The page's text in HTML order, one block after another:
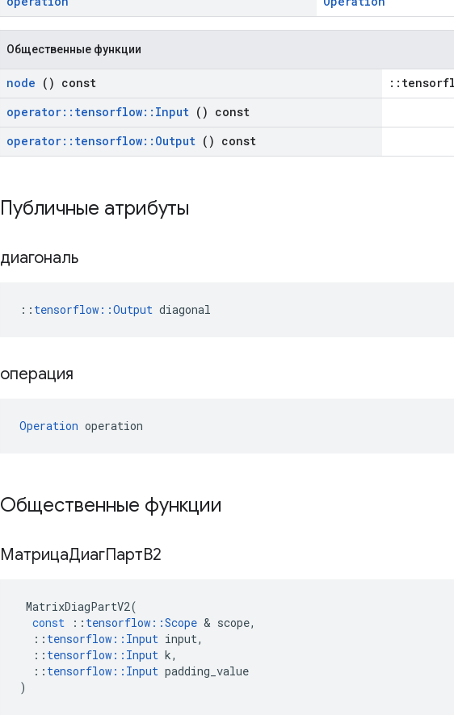
Общественные функции
node () const
operator:: tensorflow:: Input () const
operator:: tensorflow:: Output () const
Публичные атрибуты
диагональ
:: tensorflow::Output diagonal
операция
Operation operation
Общественные функции
МатрицаДиагПартВ2
MatrixDiagPartV2(
const
:: tensorflow ::Scope & scope,
:: tensorflow :: Input input,
:: tensorflow :: Input k,
:: tensorflow :: Input padding_value
)